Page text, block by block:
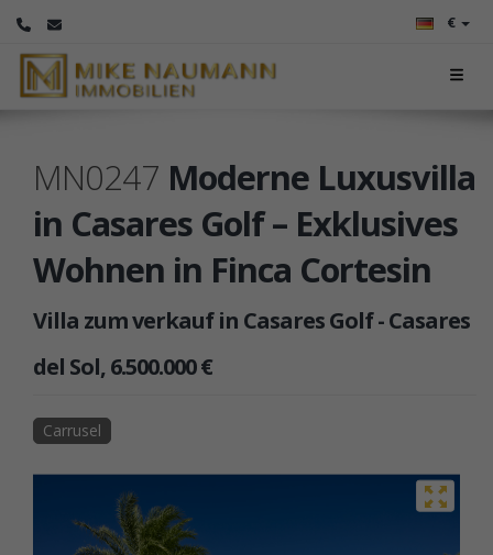
€
MN0247 Moderne Luxusvilla
in Casares Golf – Exklusives
Wohnen in Finca Cortesin
Villa zum verkauf in Casares Golf - Casares
del Sol, 6.500.000 €
Carrusel